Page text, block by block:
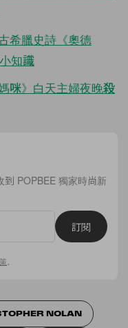
希臘史詩《奧德
知識
咪》白天主婦夜晚殺
POPBEE 獨家時尚新
訂閱
NOLAN